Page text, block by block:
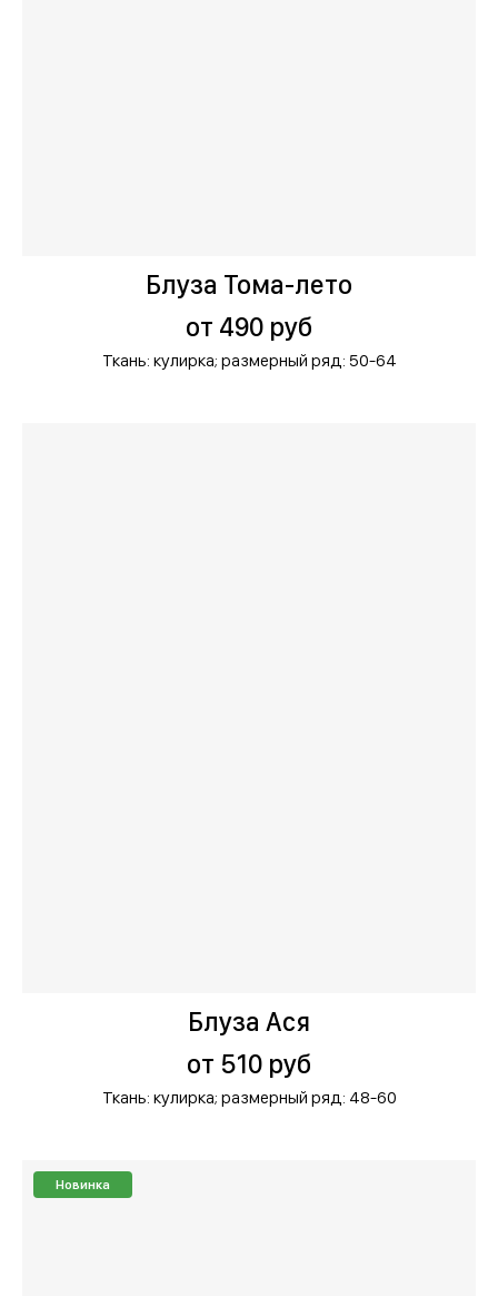
Блуза Тома-лето
от 490 руб
Ткань: кулирка; размерный ряд: 50-64
Блуза Ася
от 510 руб
Ткань: кулирка; размерный ряд: 48-60
Новинка